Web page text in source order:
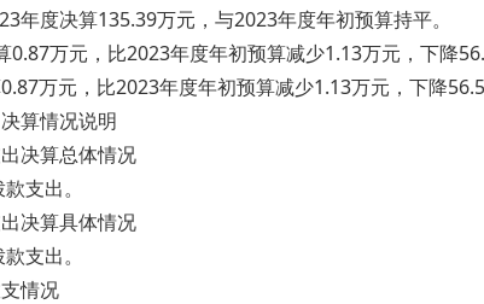
度决算135.39万元，与2023年度年初预算持平。
万元，比2023年度年初预算减少1.13万元，下降
元，比2023年度年初预算减少1.13万元，下降
算情况说明
决算总体情况
出。
决算具体情况
出。
情况